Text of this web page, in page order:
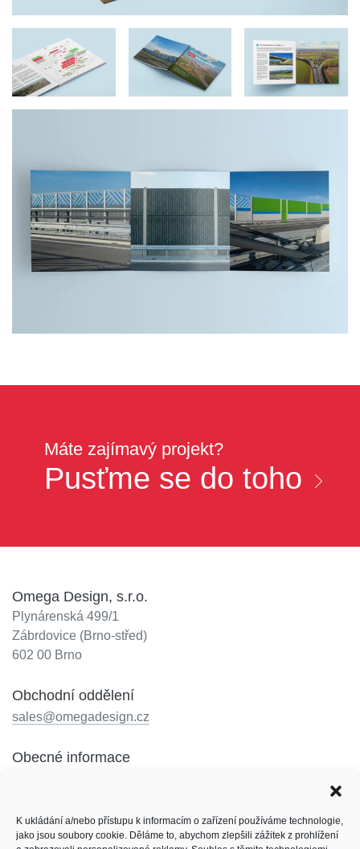
K ukládání a/nebo přístupu k informacím o zařízení používáme technologie,
jako jsou soubory cookie. Děláme to, abychom zlepšili zážitek z prohlížení
Máte zajímavý projekt?
Pusťme se do toho
Omega Design, s.r.o.
Plynárenská 499/1
Zábrdovice (Brno-střed)
602 00 Brno
Obchodní oddělení
sales@omegadesign.cz
Obecné informace
Recepce
+420 602 330 648